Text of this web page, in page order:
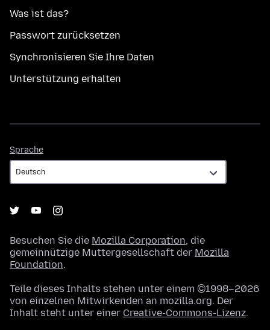
Was ist das?
Passwort zurücksetzen
Synchronisieren Sie Ihre Daten
Unterstützung erhalten
Sprache
Besuchen Sie die Mozilla Corporation, die
gemeinnützige Muttergesellschaft der Mozilla
Foundation.
Teile dieses Inhalts stehen unter einem ©1998–2026
von einzelnen Mitwirkenden an mozilla.org. Der
Inhalt steht unter einer Creative-Commons-Lizenz.